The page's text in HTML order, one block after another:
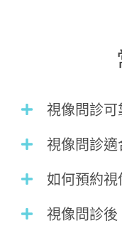
視像問診可
視像問診適
如何預約視
視像問診後